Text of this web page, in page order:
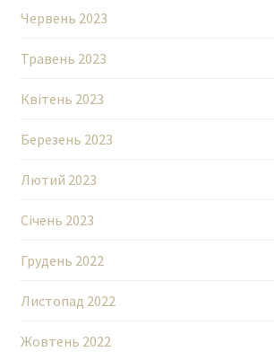
Червень 2023
Травень 2023
Квітень 2023
Березень 2023
Лютий 2023
Січень 2023
Грудень 2022
Листопад 2022
Жовтень 2022